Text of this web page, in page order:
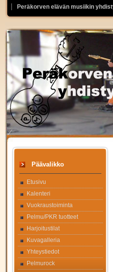
Peräkorven elävän musiikin
Päävalikko
Etusivu
Kalenteri
Vuokraustoiminta
Pelmu/PKR tuotteet
Harjoitustilat
Kuvagalleria
Yhteystiedot
Pelmurock